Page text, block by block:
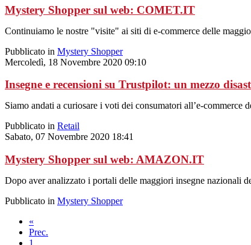
Mystery Shopper sul web: COMET.IT
Continuiamo le nostre "visite" ai siti di e-commerce delle
Pubblicato in Mystery Shopper
Mercoledì, 18 Novembre 2020 09:10
Insegne e recensioni su Trustpilot: un mezzo
Siamo andati a curiosare i voti dei consumatori all’e-commerce
Pubblicato in Retail
Sabato, 07 Novembre 2020 18:41
Mystery Shopper sul web: AMAZON.IT
Dopo aver analizzato i portali delle maggiori insegne nazionali
Pubblicato in Mystery Shopper
«
Prec.